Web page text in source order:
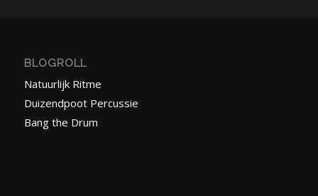
BLOGROLL
Natuurlijk Ritme
Duizendpoot Percussie
Bang the Drum